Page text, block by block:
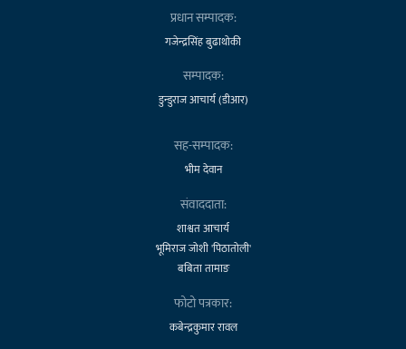
प्रधान सम्पादक:
गजेन्द्रसिंह बुढाथोकी
सम्पादक:
डुन्डुराज आचार्य (डीआर)
सह-सम्पादक:
भीम देवान
संवाददाता:
शाश्वत आचार्य
भूमिराज जोशी 'पिठातोली'
बबिता तामाङ
फोटो पत्रकार:
कबेन्द्रकुमार रावल